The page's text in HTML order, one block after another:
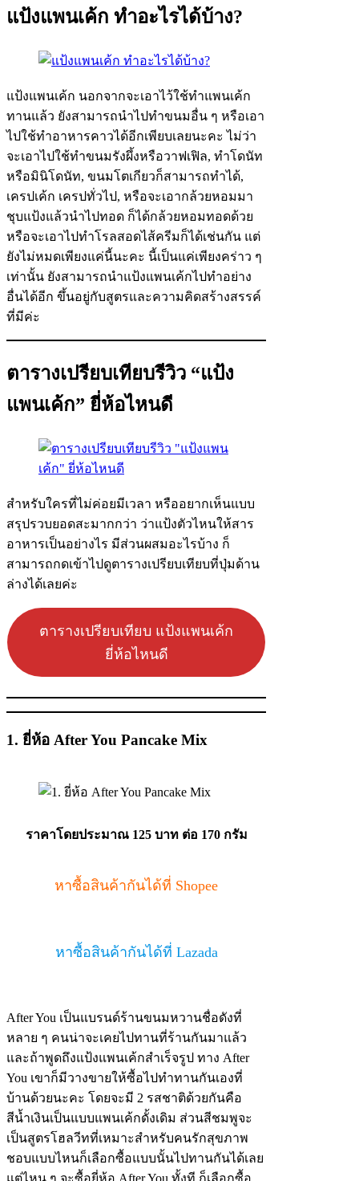
แป้งแพนเค้ก ทำอะไรได้บ้าง?
แป้งแพนเค้ก นอกจากจะเอาไว้ใช้ทำแพนเค้ก
ทานแล้ว ยังสามารถนำไปทำขนมอื่น ๆ หรือเอา
ไปใช้ทำอาหารคาวได้อีกเพียบเลยนะคะ ไม่ว่า
จะเอาไปใช้ทำขนมรังผึ้งหรือวาฟเฟิล, ทำโดนัท
หรือมินิโดนัท, ขนมโตเกียวก็สามารถทำได้,
เครปเค้ก เครปทั่วไป, หรือจะเอากล้วยหอมมา
ชุบแป้งแล้วนำไปทอด ก็ได้กล้วยหอมทอดด้วย
หรือจะเอาไปทำโรลสอดไส้ครีมก็ได้เช่นกัน แต่
ยังไม่หมดเพียงแค่นี้นะคะ นี้เป็นแค่เพียงคร่าว ๆ
เท่านั้น ยังสามารถนำแป้งแพนเค้กไปทำอย่าง
อื่นได้อีก ขึ้นอยู่กับสูตรและความคิดสร้างสรรค์
ที่มีค่ะ
ตารางเปรียบเทียบรีวิว “แป้ง
แพนเค้ก” ยี่ห้อไหนดี
สำหรับใครที่ไม่ค่อยมีเวลา หรืออยากเห็นแบบ
สรุปรวบยอดสะมากกว่า ว่าแป้งตัวไหนให้สาร
อาหารเป็นอย่างไร มีส่วนผสมอะไรบ้าง ก็
สามารถกดเข้าไปดูตารางเปรียบเทียบที่ปุ่มด้าน
ล่างได้เลยค่ะ
ตารางเปรียบเทียบ แป้งแพนเค้ก
ยี่ห้อไหนดี
1. ยี่ห้อ After You Pancake Mix
ราคาโดยประมาณ 125 บาทต่อ 170 กรัม
หาซื้อสินค้ากันได้ที่ Shopee
หาซื้อสินค้ากันได้ที่ Lazada
After You เป็นแบรนด์ร้านขนมหวานชื่อดังที่
หลาย ๆ คนน่าจะเคยไปทานที่ร้านกันมาแล้ว
และถ้าพูดถึงแป้งแพนเค้กสำเร็จรูป ทาง After
You เขาก็มีวางขายให้ซื้อไปทำทานกันเองที่
บ้านด้วยนะคะ โดยจะมี 2 รสชาติด้วยกันคือ
สีน้ำเงินเป็นแบบแพนเค้กดั้งเดิม ส่วนสีชมพูจะ
เป็นสูตรโฮลวีทที่เหมาะสำหรับคนรักสุขภาพ
ชอบแบบไหนก็เลือกซื้อแบบนั้นไปทานกันได้เลย
แต่ไหน ๆ จะซื้อยี่ห้อ After You ทั้งที ก็เลือกซื้อ